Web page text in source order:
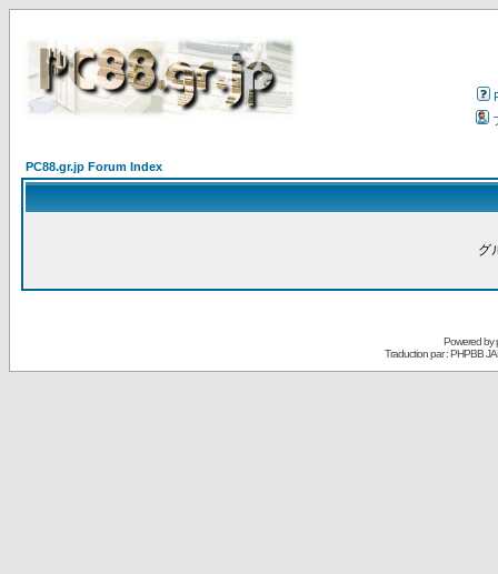
PC88.gr.jp Forum Index
グ
Powered by
Traduction par : PHPBB